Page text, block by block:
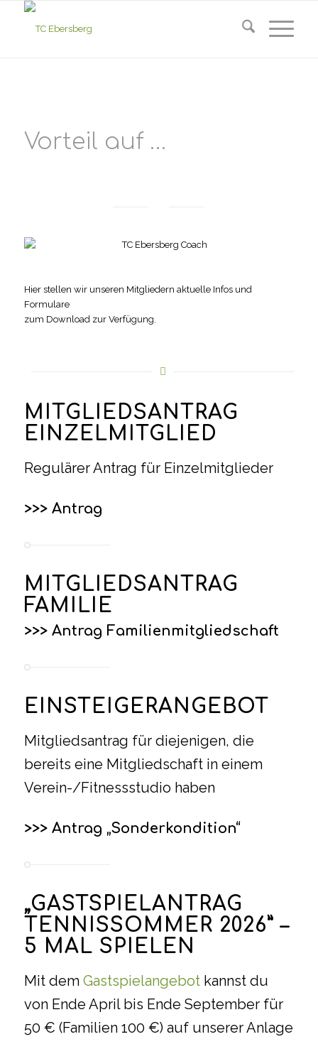
Vorteil auf …
Hier stellen wir unseren Mitgliedern aktuelle Infos und
Formulare
zum Download zur Verfügung.
MITGLIEDSANTRAG
EINZELMITGLIED
Regulärer Antrag für Einzelmitglieder
>>> Antrag
MITGLIEDSANTRAG
FAMILIE
>>> Antrag Familienmitgliedschaft
EINSTEIGERANGEBOT
Mitgliedsantrag für diejenigen, die
bereits eine Mitgliedschaft in einem
Verein-/Fitnessstudio haben
>>> Antrag „Sonderkondition“
„GASTSPIELANTRAG
TENNISSOMMER 2026” –
5 MAL SPIELEN
Mit dem Gastspielangebotkannst du
von Ende April bis Ende September für
50 € (Familien 100 €) auf unserer Anlage